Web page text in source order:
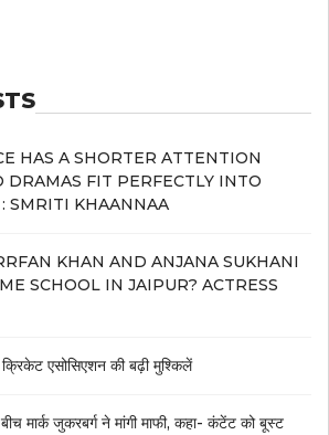
HAS A SHORTER ATTENTION
DRAMAS FIT PERFECTLY INTO
SMRITI KHAANNAA
KHAN AND ANJANA SUKHANI
SCHOOL IN JAIPUR? ACTRESS
एसोसिएशन की बढ़ी मुश्किलें
मार्क जुकरबर्ग ने मांगी माफी, कहा- कंटेंट को बूस्ट